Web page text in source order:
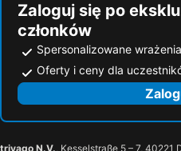
Zaloguj się po
członków
Spersonalizowane wrażenia
Oferty i ceny dla
trivago N.V., Kesselstraße 5 – 7, 40221